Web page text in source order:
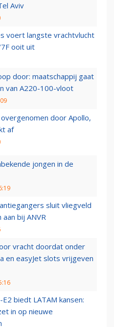
Aviv
voert langste vrachtvlucht
ooit uit
door: maatschappij gaat
van A220-100-vloot
door Apollo,
af
jongen in de
sluit vliegveld
bij ANVR
vracht doordat onder
en easyJet slots vrijgeven
biedt LATAM kansen:
in op nieuwe